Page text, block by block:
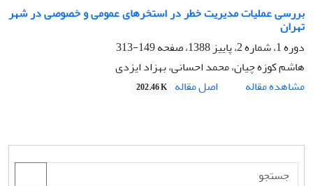
بررسی عملیات مدیریت خطر در استخرهای عمومی و خصوصی در شهر
تهران
دوره 1، شماره 2، پاییز 1388، صفحه
149-313
هاشم کوزه چیان، محمد احسانی، بهزاد ایزدی
مشاهده مقاله
اصل مقاله 202.46 K